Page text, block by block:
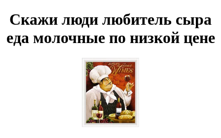
Скажи люди любитель сыра
еда молочные по низкой цене